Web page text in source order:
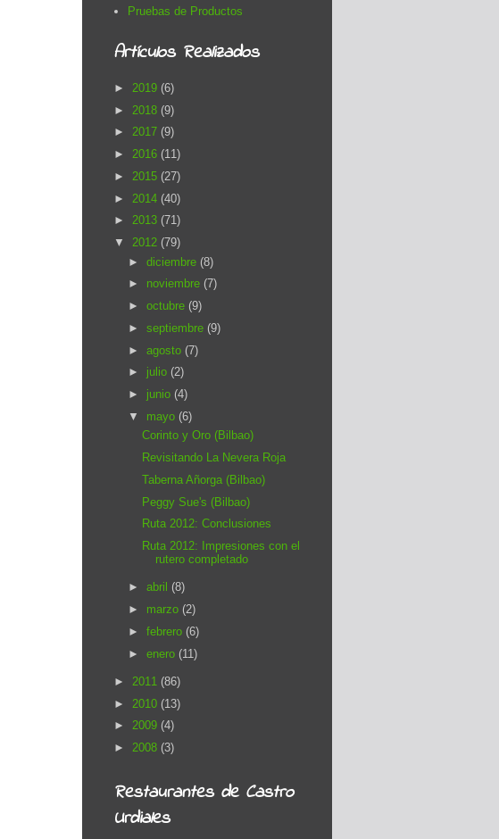
Pruebas de Productos
Artículos Realizados
► 2019 (6)
► 2018 (9)
► 2017 (9)
► 2016 (11)
► 2015 (27)
► 2014 (40)
► 2013 (71)
▼ 2012 (79)
► diciembre (8)
► noviembre (7)
► octubre (9)
► septiembre (9)
► agosto (7)
► julio (2)
► junio (4)
▼ mayo (6)
Corinto y Oro (Bilbao)
Revisitando La Nevera Roja
Taberna Añorga (Bilbao)
Peggy Sue's (Bilbao)
Ruta 2012: Conclusiones
Ruta 2012: Impresiones con el
rutero completado
► abril (8)
► marzo (2)
► febrero (6)
► enero (11)
► 2011 (86)
► 2010 (13)
► 2009 (4)
► 2008 (3)
Restaurantes de Castro
Urdiales